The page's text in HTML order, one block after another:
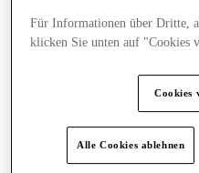
Für Informationen über Dritte,
klicken Sie unten auf "Cookies
Cookies
Alle Cookies ablehnen